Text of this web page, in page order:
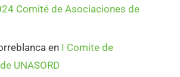
Comité de Asociaciones de
en I Comite de
UNASORD